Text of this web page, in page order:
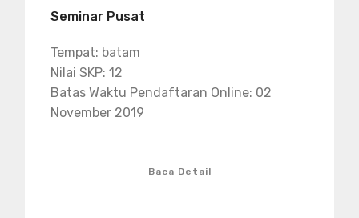
Seminar Pusat
Tempat: batam
Nilai SKP: 12
Batas Waktu Pendaftaran Online: 02
November 2019
Baca Detail